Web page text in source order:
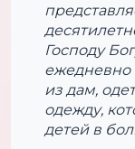
Господу
ежедневно
из дам,
одежду,
детей в